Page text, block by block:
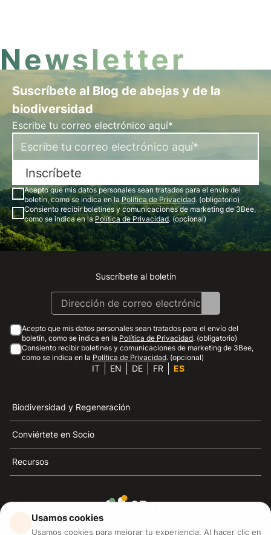
Newsletter
Suscríbete al Blog de abejas y de la
biodiversidad
Escribe tu correo electrónico aquí*
Inscríbete
Acepto que mis datos personales sean tratados para el envío del
boletín, como se indica en laPolítica de Privacidad. (obligatorio)
Consiento recibir boletines y comunicaciones de marketing de 3Bee,
como se indica en laPolítica de Privacidad. (opcional)
Instagram
Facebook
Linkedin
Youtube
Suscríbete al boletín
Acepto que mis datos personales sean tratados para el envío del
boletín, como se indica en la Política de Privacidad. (obligatorio)
Consiento recibir boletines y comunicaciones de marketing de 3Bee,
como se indica en la Política de Privacidad. (opcional)
IT EN DE FR ES
Biodiversidad y Regeneración
Conviértete en Socio
Recursos
3Bee es el referente de la sostenibilidad, la defensa de
Usamos cookies
Usamos cookies para mejorar tu experiencia. Al hacer clic en